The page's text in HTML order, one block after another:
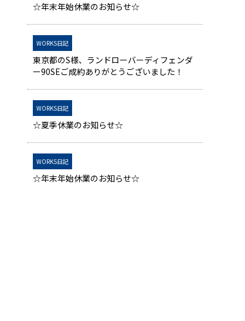
☆年末年始休業のお知らせ☆
WORKS日記
東京都のS様、ランドローバーディフェンダ
ー90SEご成約ありがとうございました！
WORKS日記
☆夏季休業のお知らせ☆
WORKS日記
☆年末年始休業のお知らせ☆